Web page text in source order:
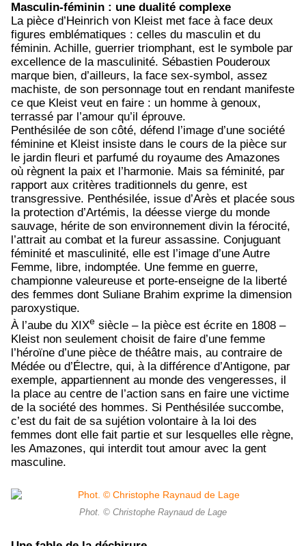
Masculin-féminin : une dualité complexe
La pièce d’Heinrich von Kleist met face à face deux
figures emblématiques : celles du masculin et du
féminin. Achille, guerrier triomphant, est le symbole par
excellence de la masculinité. Sébastien Pouderoux
marque bien, d’ailleurs, la face sex-symbol, assez
machiste, de son personnage tout en rendant manifeste
ce que Kleist veut en faire : un homme à genoux,
terrassé par l’amour qu’il éprouve.
Penthésilée de son côté, défend l’image d’une société
féminine et Kleist insiste dans le cours de la pièce sur
le jardin fleuri et parfumé du royaume des Amazones
où règnent la paix et l’harmonie. Mais sa féminité, par
rapport aux critères traditionnels du genre, est
transgressive. Penthésilée, issue d’Arès et placée sous
la protection d’Artémis, la déesse vierge du monde
sauvage, hérite de son environnement divin la férocité,
l’attrait au combat et la fureur assassine. Conjuguant
féminité et masculinité, elle est l’image d’une Autre
Femme, libre, indomptée. Une femme en guerre,
championne valeureuse et porte-enseigne de la liberté
des femmes dont Suliane Brahim exprime la dimension
paroxystique.
À l’aube du XIXe siècle – la pièce est écrite en 1808 –
Kleist non seulement choisit de faire d’une femme
l’héroïne d’une pièce de théâtre mais, au contraire de
Médée ou d’Électre, qui, à la différence d’Antigone, par
exemple, appartiennent au monde des vengeresses, il
la place au centre de l’action sans en faire une victime
de la société des hommes. Si Penthésilée succombe,
c’est du fait de sa sujétion volontaire à la loi des
femmes dont elle fait partie et sur lesquelles elle règne,
les Amazones, qui interdit tout amour avec la gent
masculine.
Phot. © Christophe Raynaud de Lage